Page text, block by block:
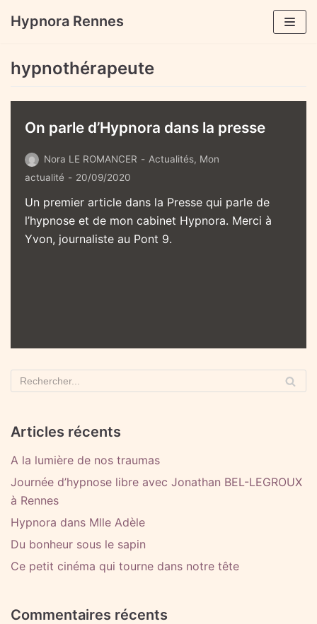
Aller
Hypnora Rennes
hypnothérapeute
On parle d’Hypnora dans la presse
Nora LE ROMANCER Actualités, Mon
actualité
20/09/2020
Un premier article dans la Presse qui parle de
l’hypnose et de mon cabinet Hypnora. Merci à
Yvon, journaliste au Pont 9.
Articles récents
A la lumière de nos traumas
Journée d’hypnose libre avec Jonathan BEL-LEGROUX
à Rennes
Hypnora dans Mlle Adèle
Du bonheur sous le sapin
Ce petit cinéma qui tourne dans notre tête
Commentaires récents